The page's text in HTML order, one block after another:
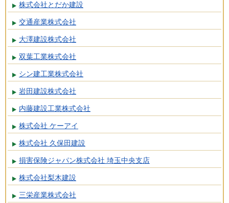
株式会社とだか建設
交通産業株式会社
大澤建設株式会社
双葉工業株式会社
シン建工業株式会社
岩田建設株式会社
内藤建設工業株式会社
株式会社 ケーアイ
株式会社 久保田建設
損害保険ジャパン株式会社 埼玉中央支店
株式会社梨木建設
三栄産業株式会社